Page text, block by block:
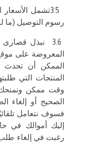
3.5تشمل الأسعار
رسوم التوصيل (ما
3.6
نبذل قصارى
المعروضة على
الممكن أن تحدث
المنتجات التي
وقت ممكن ونمنحك
الصحيح أو إلغاء
فسوف نتعامل
إليك أموالك في
رغبت في إلغاء